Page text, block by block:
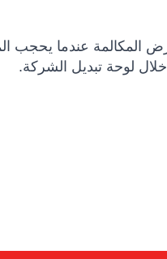
المكالمة عندما يحجب
لوحة تبديل الشركة.